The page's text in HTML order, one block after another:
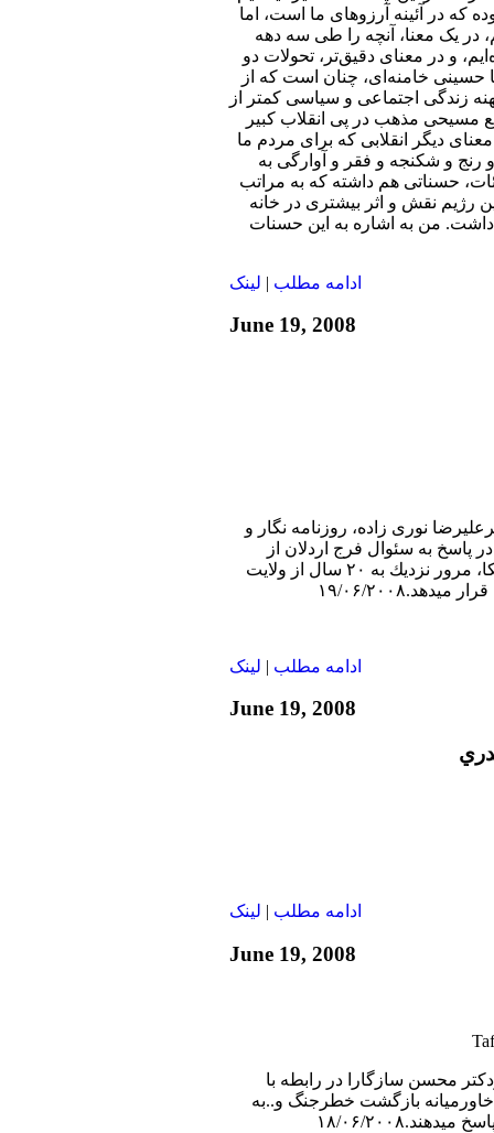
که در آئینه آرزوهای ما است، اما
در یک معنا، آنچه را طی سه دهه
و در معنای دقیق‌تر، تحولات دو
حسینی خامنه‌ای، چنان است که از
زندگی اجتماعی و سیاسی کمتر از
مذهب در پی انقلاب کبیر
دیگر انقلابی که برای مردم ما
و شکنجه و فقر و آوارگی به
حسناتی هم داشته که به مراتب
رژیم نقش و اثر بیشتری در خانه
داشت. من به اشاره به این حسنات
ادامه مطلب | لينک
June 19, 2008
نوری زاده، روزنامه نگار و
پاسخ به سئوال فرج اردلان از
بخش فارسی صدای آمريكا، مرور نزديك به ۲۰ سال از ولايت
۰۶/۲۰۰۸
ادامه مطلب | لينک
June 19, 2008
ادامه مطلب | لينک
June 19, 2008
محسن سازگارا در رابطه با
خاورميانه بازگشت خطرجنگ و..به
۰۶/۲۰۰۸